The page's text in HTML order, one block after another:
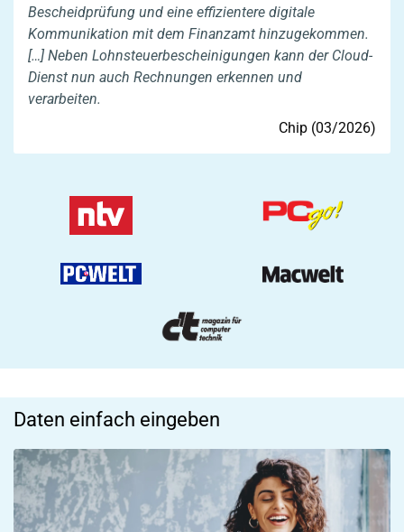
Bescheidprüfung und eine effizientere digitale
Kommunikation mit dem Finanzamt hinzugekommen.
[…] Neben Lohnsteuerbescheinigungen kann der Cloud-
Dienst nun auch Rechnungen erkennen und
verarbeiten.
Chip (03/2026)
Daten einfach eingeben